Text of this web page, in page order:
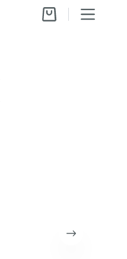
Shopping